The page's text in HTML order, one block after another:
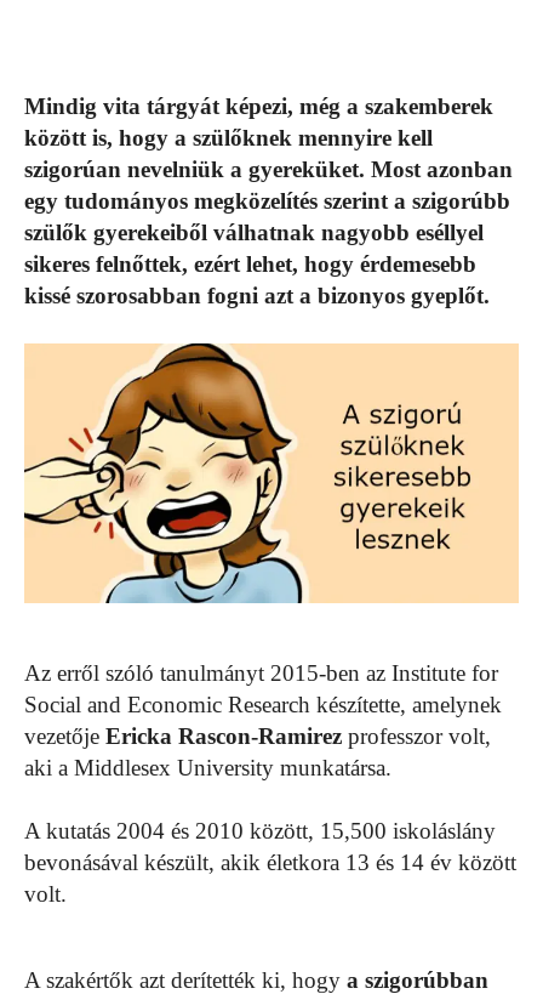
Mindig vita tárgyát képezi, még a szakemberek
között is, hogy a szülőknek mennyire kell
szigorúan nevelniük a gyereküket. Most azonban
egy tudományos megközelítés szerint a szigorúbb
szülők gyerekeiből válhatnak nagyobb eséllyel
sikeres felnőttek, ezért lehet, hogy érdemesebb
kissé szorosabban fogni azt a bizonyos gyeplőt.
Az erről szóló tanulmányt 2015-ben az Institute for
Social and Economic Research készítette, amelynek
vezetője Ericka Rascon-Ramirez professzor volt,
aki a Middlesex University munkatársa.
A kutatás 2004 és 2010 között, 15,500 iskoláslány
bevonásával készült, akik életkora 13 és 14 év között
volt.
A szakértők azt derítették ki, hogy a szigorúbban